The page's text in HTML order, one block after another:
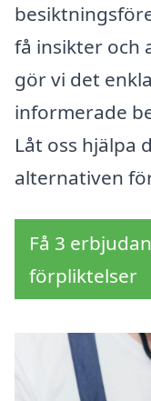
få insikter och
gör vi det
informerade
Låt oss hjälpa
alternativen
Få 3
förpliktelser